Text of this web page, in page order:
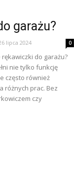
garażu?
lipca 2024 0
rękawiczki do garażu?
nie tylko funkcję
często również
różnych prac. Bez
czy